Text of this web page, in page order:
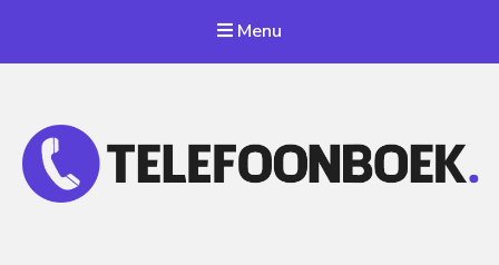
Menu